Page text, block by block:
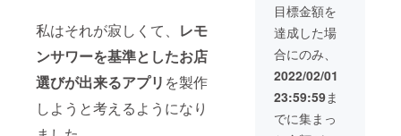
私はそれが寂しくて、 レモ
ンサワーを基準としたお店
選びが出来るアプリ を製作
しようと考えるようになり
も、愛
称で
も、ご
希望の
表記を
欄」に
ご記入
くださ
ワーに
関する
情報交
換」等
のコ
ミュニ
ケー
ション
を計画
トビー
ルでも
なんで
もOK！
②アプ
リ内特
設ペー
ジに、
初期協
目標金額を
達成した場
合にのみ、
2022/02/01
23:59:59ま
でに集まっ